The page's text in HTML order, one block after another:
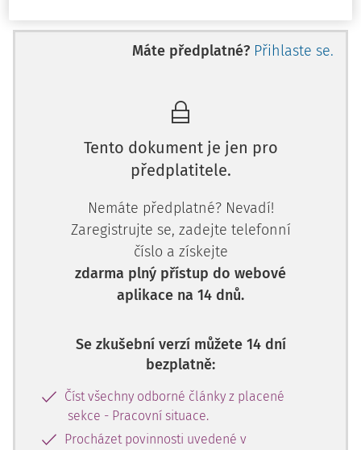
Máte předplatné? Přihlaste se.
Tento dokument je jen pro
předplatitele.
Nemáte předplatné? Nevadí!
Zaregistrujte se, zadejte telefonní
číslo a získejte
zdarma plný přístup do webové
aplikace na 14 dnů.
Se zkušební verzí můžete 14 dní
bezplatně:
Číst všechny odborné články z placené
sekce - Pracovní situace.
Procházet povinnosti uvedené v